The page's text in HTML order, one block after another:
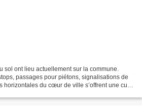
sol ont lieu actuellement sur la commune.
passages pour piétons, signalisations de
horizontales du cœur de ville s’offrent une cure